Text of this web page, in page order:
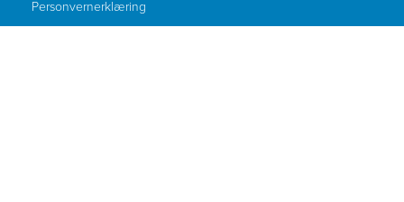
Personvernerklæring